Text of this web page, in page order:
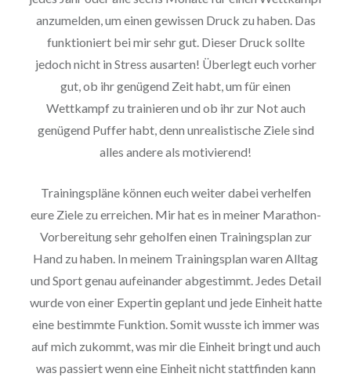
anzumelden, um einen gewissen Druck zu haben. Das
funktioniert bei mir sehr gut. Dieser Druck sollte
jedoch nicht in Stress ausarten! Überlegt euch vorher
gut, ob ihr genügend Zeit habt, um für einen
Wettkampf zu trainieren und ob ihr zur Not auch
genügend Puffer habt, denn unrealistische Ziele sind
alles andere als motivierend!
Trainingspläne können euch weiter dabei verhelfen
eure Ziele zu erreichen. Mir hat es in meiner Marathon-
Vorbereitung sehr geholfen einen Trainingsplan zur
Hand zu haben. In meinem Trainingsplan waren Alltag
und Sport genau aufeinander abgestimmt. Jedes Detail
wurde von einer Expertin geplant und jede Einheit hatte
eine bestimmte Funktion. Somit wusste ich immer was
auf mich zukommt, was mir die Einheit bringt und auch
was passiert wenn eine Einheit nicht stattfinden kann